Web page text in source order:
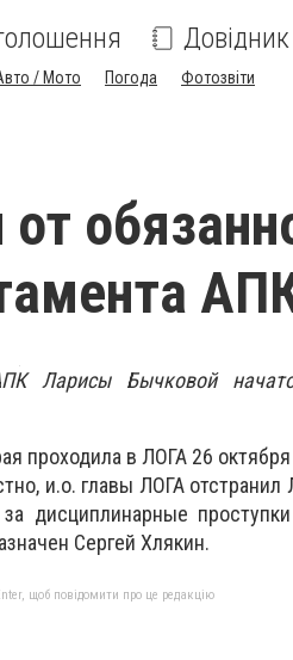
Довідник
/ Мото Погода Фотозвіти
Ларисы Бычковой
проходила в ЛОГА 26
и.о. главы ЛОГА
дисциплинарные
Сергей Хлякин.
щоб повідомити про це редакцію